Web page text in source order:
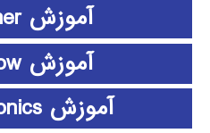
آموزش rapidminer
آموزش ShowFlow
آموزش SimElectronics